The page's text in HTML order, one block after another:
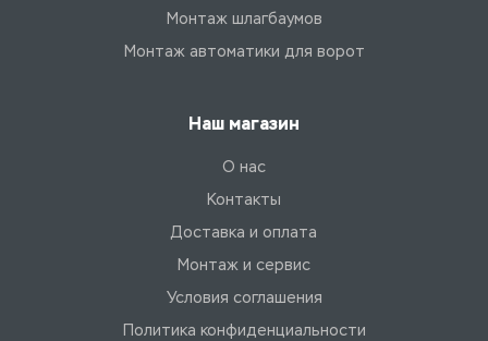
Монтаж шлагбаумов
Монтаж автоматики для ворот
Наш магазин
О нас
Контакты
Доставка и оплата
Монтаж и сервис
Условия соглашения
Политика конфиденциальности